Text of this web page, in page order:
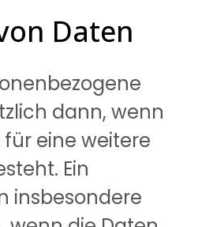
Daten
dann, wenn
für eine weitere
Ein
insbesondere